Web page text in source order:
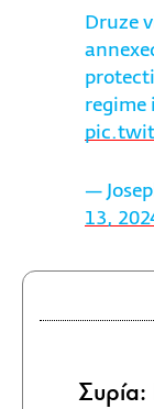
Druze
regime
—
13,